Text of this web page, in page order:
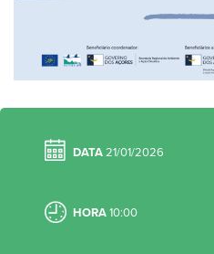
DATA21/01/2026
HORA10:00